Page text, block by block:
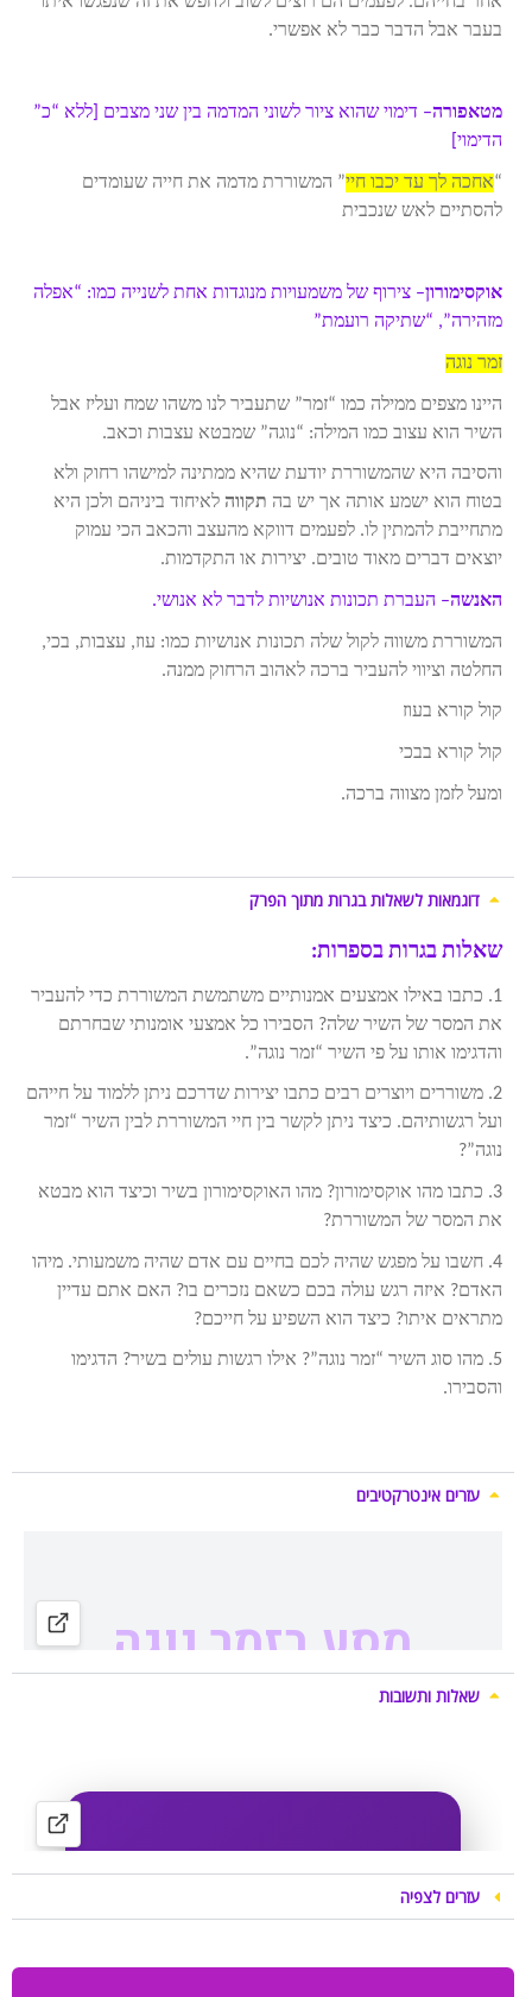
בעבר אבל הדבר כבר לא אפשרי.
מטאפורה– דימוי שהוא ציור לשוני המדמה בין שני מצבים [ללא “כ”
הדימוי]
“אחכה לך עד יכבו חיי” המשוררת מדמה את חייה שעומדים
להסתיים לאש שנכבית
אוקסימורון– צירוף של משמעויות מנוגדות אחת לשנייה כמו: “אפלה
מזהירה”, “שתיקה רועמת”
זמר נוגה
היינו מצפים ממילה כמו “זמר” שתעביר לנו משהו שמח ועליז אבל
השיר הוא עצוב כמו המילה: “נוגה” שמבטא עצבות וכאב.
והסיבה היא שהמשוררת יודעת שהיא ממתינה למישהו רחוק ולא
בטוח הוא ישמע אותה אך יש בה תקווה לאיחוד ביניהם ולכן היא
מתחייבת להמתין לו. לפעמים דווקא מהעצב והכאב הכי עמוק
יוצאים דברים מאוד טובים. יצירות או התקדמות.
האנשה– העברת תכונות אנושיות לדבר לא אנושי.
המשוררת משווה לקול שלה תכונות אנושיות כמו: עוז, עצבות, בכי,
החלטה וציווי להעביר ברכה לאהוב הרחוק ממנה.
קול קורא בעוז
קול קורא בבכי
ומעל לזמן מצווה ברכה.
דוגמאות לשאלות בגרות מתוך הפרק
שאלות בגרות בספרות:
1. כתבו באילו אמצעים אמנותיים משתמשת המשוררת כדי להעביר
את המסר של השיר שלה? הסבירו כל אמצעי אומנותי שבחרתם
והדגימו אותו על פי השיר “זמר נוגה”.
2. משוררים ויוצרים רבים כתבו יצירות שדרכם ניתן ללמוד על חייהם
ועל רגשותיהם. כיצד ניתן לקשר בין חיי המשוררת לבין השיר “זמר
נוגה”?
3. כתבו מהו אוקסימורון? מהו האוקסימורון בשיר וכיצד הוא מבטא
את המסר של המשוררת?
4. חשבו על מפגש שהיה לכם בחיים עם אדם שהיה משמעותי. מיהו
האדם? איזה רגש עולה בכם כשאם נזכרים בו? האם אתם עדיין
מתראים איתו? כיצד הוא השפיע על חייכם?
5. מהו סוג השיר “זמר נוגה”? אילו רגשות עולים בשיר? הדגימו
והסבירו.
עזרים אינטרקטיבים
שאלות ותשובות
עזרים לצפיה